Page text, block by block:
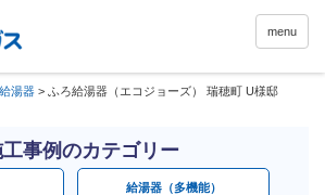
menu
湯器 > ふろ給湯器（エコジョーズ） 瑞穂町 U様邸
事例のカテゴリー
給湯器（多機能）